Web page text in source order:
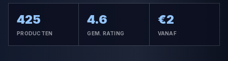
425
PRODUCTEN
4.6
GEM. RATING
€2
VANAF